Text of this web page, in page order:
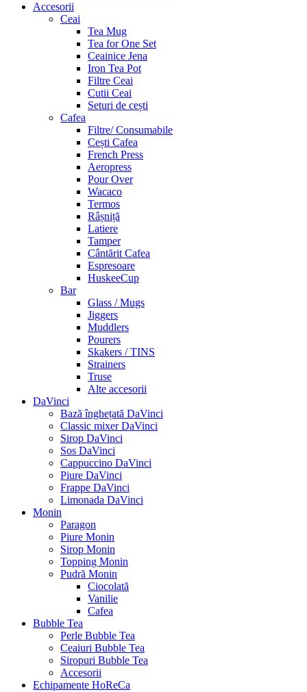
Accesorii
Ceai
Tea Mug
Tea for One Set
Ceainice Jena
Iron Tea Pot
Filtre Ceai
Cutii Ceai
Seturi de cești
Cafea
Filtre/ Consumabile
Cești Cafea
French Press
Aeropress
Pour Over
Wacaco
Termos
Râșniță
Latiere
Tamper
Cântărit Cafea
Espresoare
HuskeeCup
Bar
Glass / Mugs
Jiggers
Muddlers
Pourers
Skakers / TINS
Strainers
Truse
Alte accesorii
DaVinci
Bază înghețată DaVinci
Classic mixer DaVinci
Sirop DaVinci
Sos DaVinci
Cappuccino DaVinci
Piure DaVinci
Frappe DaVinci
Limonada DaVinci
Monin
Paragon
Piure Monin
Sirop Monin
Topping Monin
Pudră Monin
Ciocolată
Vanilie
Cafea
Bubble Tea
Perle Bubble Tea
Ceaiuri Bubble Tea
Siropuri Bubble Tea
Accesorii
Echipamente HoReCa